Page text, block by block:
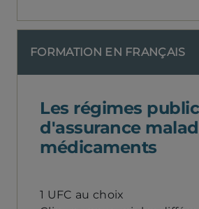
FORMATION EN FRANÇAIS
Les régimes
d'assurance
médicaments
1 UFC au choix